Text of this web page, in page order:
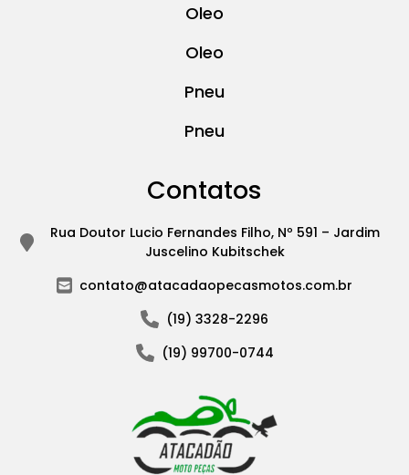
Oleo
Oleo
Pneu
Pneu
Contatos
Rua Doutor Lucio Fernandes Filho, Nº 591 – Jardim
Juscelino Kubitschek
contato@atacadaopecasmotos.com.br
(19) 3328-2296
(19) 99700-0744